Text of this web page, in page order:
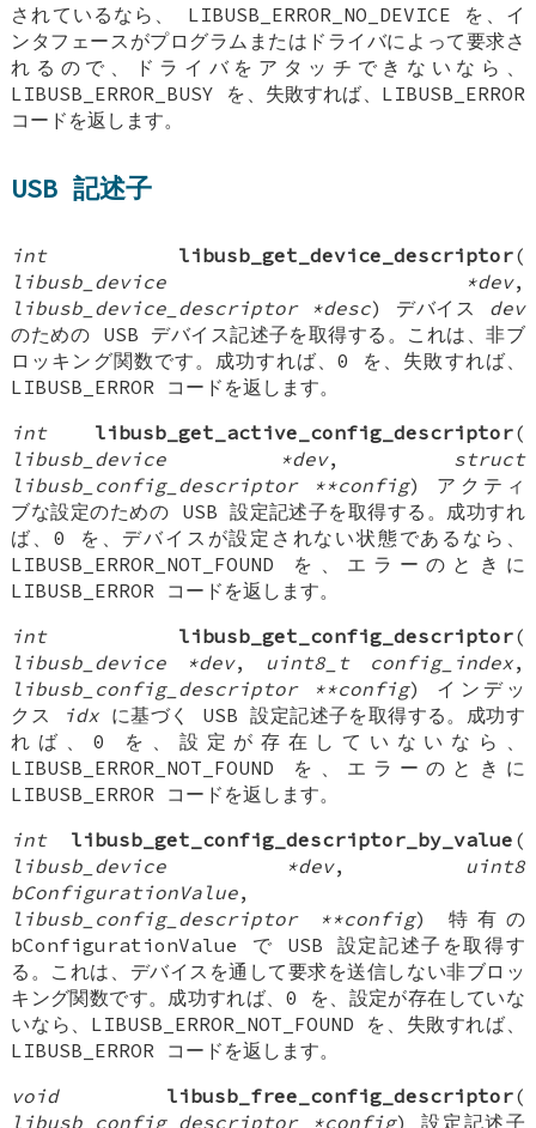
されているなら、 LIBUSB_ERROR_NO_DEVICE を、イ
ンタフェースがプログラムまたはドライバによって要求さ
れるので、ドライバをアタッチできないなら、
LIBUSB_ERROR_BUSY を、失敗すれば、LIBUSB_ERROR
コードを返します。
USB 記述子
int libusb_get_device_descriptor(
libusb_device *dev,
libusb_device_descriptor *desc) デバイス dev
のための USB デバイス記述子を取得する。これは、非ブ
ロッキング関数です。成功すれば、0 を、失敗すれば、
LIBUSB_ERROR コードを返します。
int
libusb_get_active_config_descriptor(
libusb_device *dev, struct
libusb_config_descriptor **config) アクティ
ブな設定のための USB 設定記述子を取得する。成功すれ
ば、0 を、デバイスが設定されない状態であるなら、
LIBUSB_ERROR_NOT_FOUND を、エラーのときに
LIBUSB_ERROR コードを返します。
int
libusb_get_config_descriptor(
libusb_device *dev, uint8_t config_index,
libusb_config_descriptor **config) インデッ
クス
idxに基づく USB 設定記述子を取得する。成功す
れば、0 を、設定が存在していないなら、
LIBUSB_ERROR_NOT_FOUND を、エラーのときに
LIBUSB_ERROR コードを返します。
int
libusb_get_config_descriptor_by_value (
libusb_device *dev, uint8
bConfigurationValue,
libusb_config_descriptor **config) 特有の
bConfigurationValue で USB 設定記述子を取得す
る。これは、デバイスを通して要求を送信しない非ブロッ
キング関数です。成功すれば、0 を、設定が存在していな
いなら、LIBUSB_ERROR_NOT_FOUND を、失敗すれば、
LIBUSB_ERROR コードを返します。
void
libusb_free_config_descriptor(
libusb_config_descriptor *config) 設定記述子